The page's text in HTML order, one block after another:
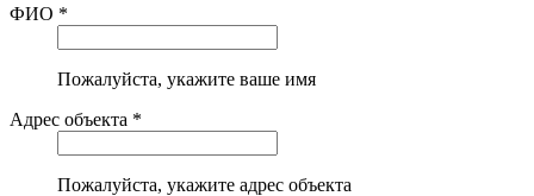
ФИО *
Пожалуйста, укажите ваше имя
Адрес объекта *
Пожалуйста, укажите адрес объекта